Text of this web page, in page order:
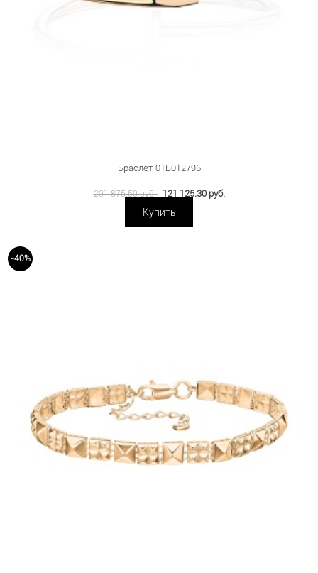
Браслет 01Б012796
201 875.50 руб. 121 125.30 руб.
Купить
-40%